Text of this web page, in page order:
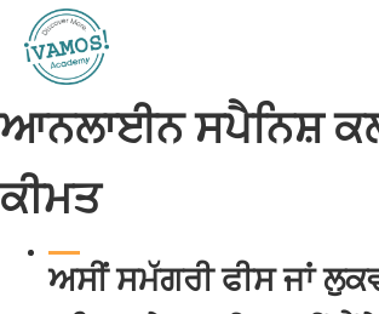
Skip
content
Skip
primary
sidebar
ਆਨਲਾਈਨ ਸਪੈਨਿਸ਼
ਕੀਮਤ
ਅਸੀਂ ਸਮੱਗਰੀ ਫੀਸ ਜਾਂ